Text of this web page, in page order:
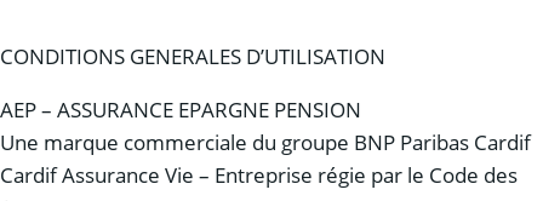
CONDITIONS GENERALES D’UTILISATION
AEP – ASSURANCE EPARGNE PENSION
Une marque commerciale du groupe BNP Paribas Cardif
Cardif Assurance Vie – Entreprise régie par le Code des